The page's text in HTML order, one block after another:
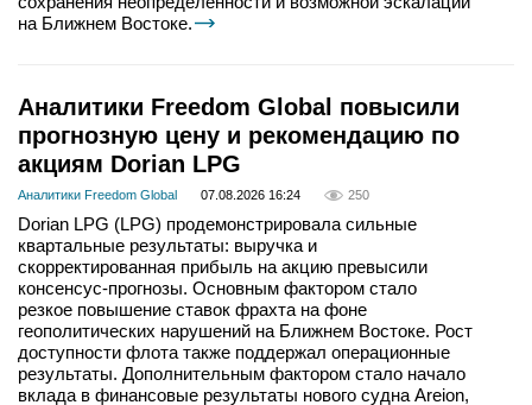
на Ближнем Востоке.
Аналитики Freedom Global повысили
прогнозную цену и рекомендацию по
акциям Dorian LPG
Аналитики Freedom Global 07.08.2026 16:24 250
Dorian LPG (LPG) продемонстрировала сильные
квартальные результаты: выручка и
скорректированная прибыль на акцию превысили
консенсус-прогнозы. Основным фактором стало
резкое повышение ставок фрахта на фоне
геополитических нарушений на Ближнем Востоке. Рост
доступности флота также поддержал операционные
результаты. Дополнительным фактором стало начало
вклада в финансовые результаты нового судна Areion,